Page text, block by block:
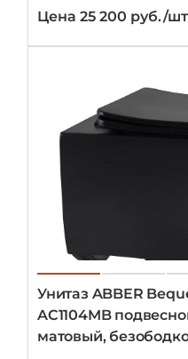
Цена 25 200 руб./шт
Унитаз ABBER
AC1104MB
матовый,